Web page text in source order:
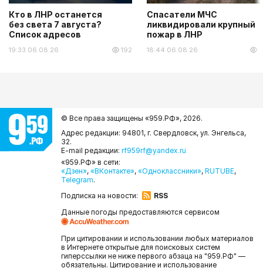
Кто в ЛНР останется
без света 7 августа?
Список адресов
19:33 06.08.26 192
Спасатели МЧС
ликвидировали крупный
пожар в ЛНР
18:44 06.08.26
© Все права защищены «959.РФ», 2026.
Адрес редакции: 94801, г. Свердловск, ул. Энгельса,
32.
E-mail редакции: rf959rf@yandex.ru
«959.РФ» в сети:
«Дзен», «ВКонтакте», «Одноклассники», RUTUBE,
Telegram.
Подписка на новости:
RSS
Данные погоды предоставляются сервисом
При цитировании и использовании любых материалов
в Интернете открытые для поисковых систем
гиперссылки не ниже первого абзаца на "959.РФ" —
обязательны. Цитирование и использование